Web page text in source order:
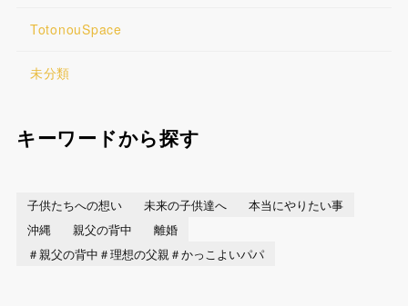
TotonouSpace
未分類
キーワードから探す
子供たちへの想い 未来の子供達へ
本当にやりたい事
沖縄
親父の背中
離婚
＃親父の背中＃理想の父親＃かっこよいパパ